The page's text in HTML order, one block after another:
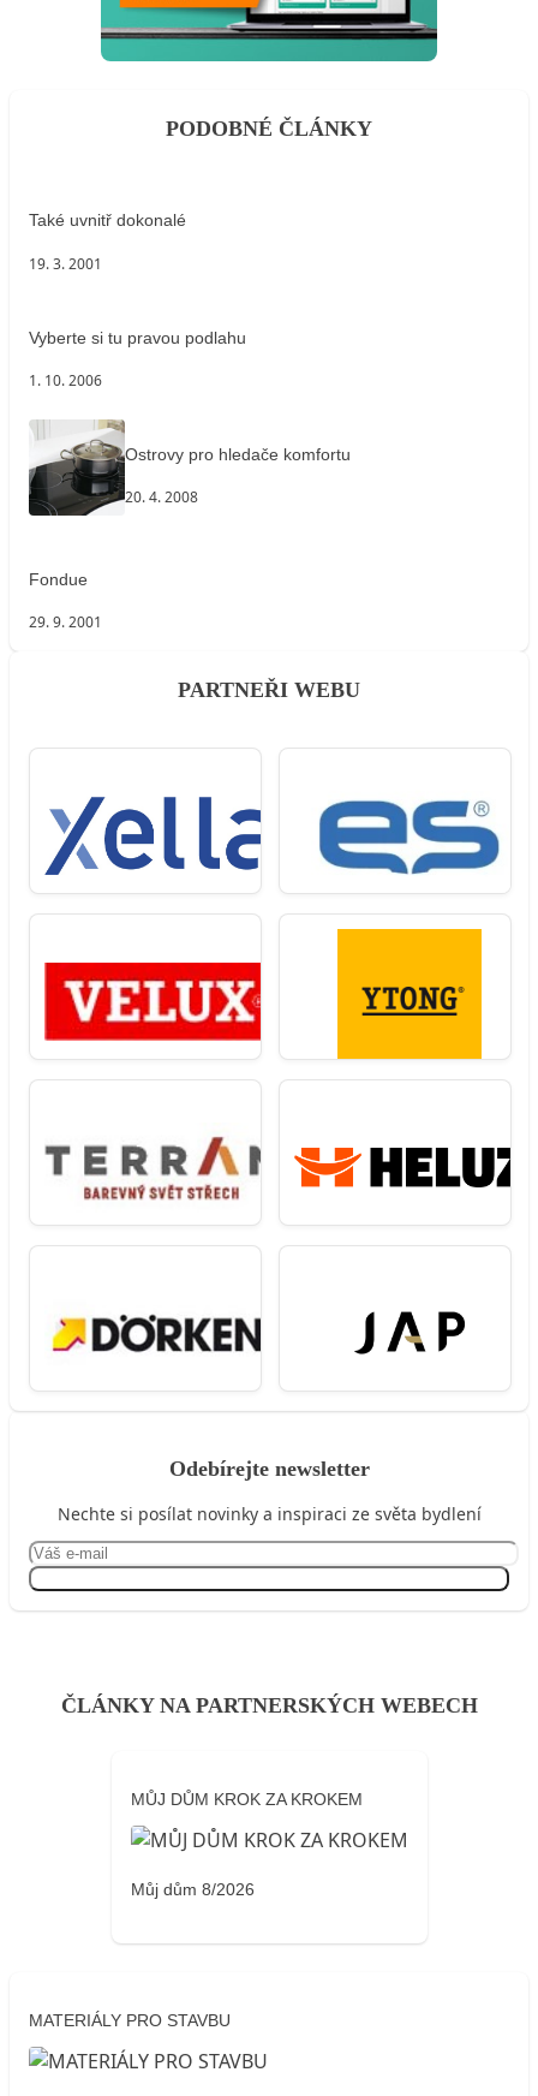
PODOBNÉ ČLÁNKY
Také uvnitř dokonalé
19. 3. 2001
Vyberte si tu pravou podlahu
1. 10. 2006
Ostrovy pro hledače komfortu
20. 4. 2008
Fondue
29. 9. 2001
PARTNEŘI WEBU
Odebírejte newsletter
Nechte si posílat novinky a inspiraci ze světa bydlení
ČLÁNKY NA PARTNERSKÝCH WEBECH
MŮJ DŮM KROK ZA KROKEM
Můj dům 8/2026
MATERIÁLY PRO STAVBU